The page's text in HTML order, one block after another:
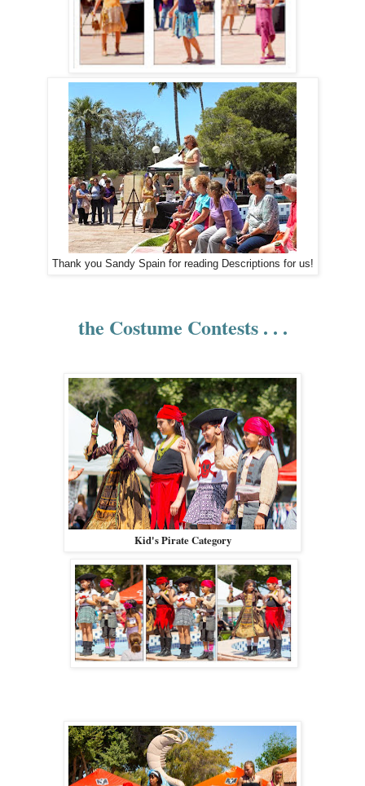
Thank you Sandy Spain for reading Descriptions for us!
the Costume Contests . . .
Kid's Pirate Category